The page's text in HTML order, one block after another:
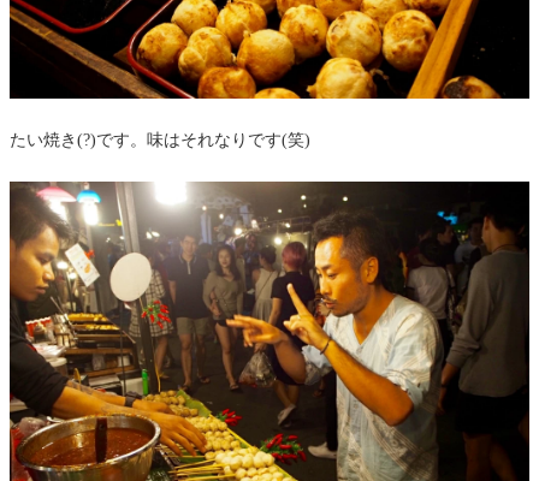
たい焼き(?)です。味はそれなりです(笑)